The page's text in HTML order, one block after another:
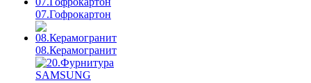
07.Гофрокартон
08.Керамогранит